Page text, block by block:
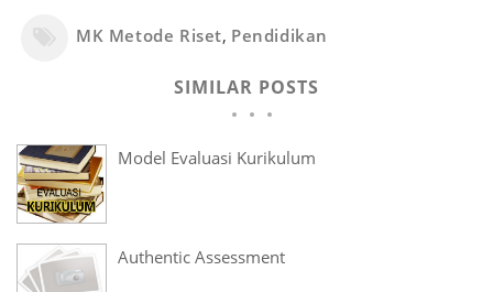
MK Metode Riset, Pendidikan
SIMILAR POSTS
Model Evaluasi Kurikulum
Authentic Assessment